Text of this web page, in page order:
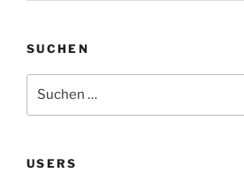
SUCHEN
nach:
USERS